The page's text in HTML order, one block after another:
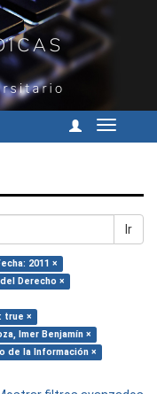
Cambiar
Ir
2011 ×
Derecho ×
true ×
Imer Benjamín ×
de la Información ×